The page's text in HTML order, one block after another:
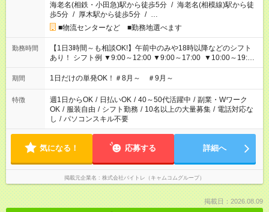
海老名(相鉄・小田急)駅から徒歩5分 / 海老名(相模線)駅から徒
歩5分 / 厚木駅から徒歩5分 / …
■物流センターなど ■勤務地選べます
勤務時間
【1日3時間～も相談OK!】午前中のみや18時以降などのシフト
あり！ シフト例 ▼9:00～12:00 ▼9:00～17:00 ▼10:00～19:00
▼18:00～21:00
期間 1日だけの単発OK！＃8月～ ＃9月～
特徴 週1日からOK / 日払いOK / 40～50代活躍中 / 副業・Wワーク
OK / 服装自由 / シフト勤務 / 10名以上の大量募集 / 電話対応な
し / パソコンスキル不要
気になる！ 応募する 詳細へ
掲載元企業名 株式会社バイトレ（キャムコムグループ）
掲載日：2026.08.09